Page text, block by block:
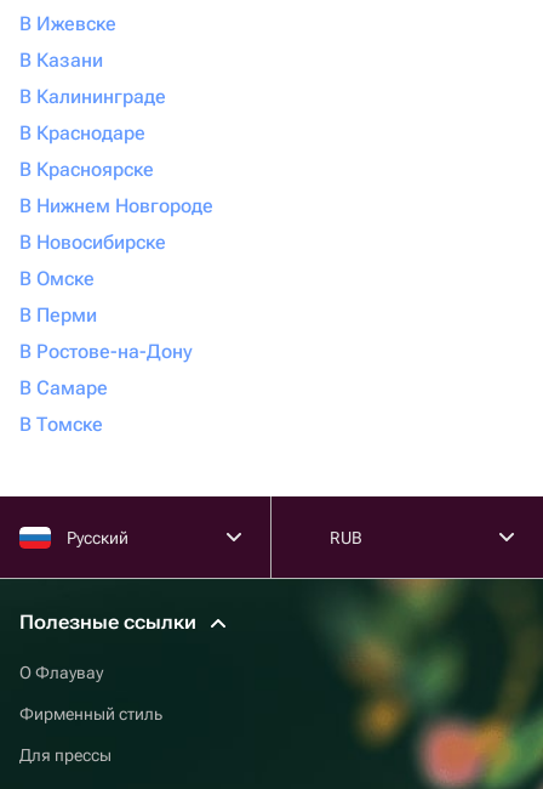
В Ижевске
В Казани
В Калининграде
В Краснодаре
В Красноярске
В Нижнем Новгороде
В Новосибирске
В Омске
В Перми
В Ростове-на-Дону
В Самаре
В Томске
Русский RUB
Полезные ссылки
О Флаувау
Фирменный стиль
Для прессы